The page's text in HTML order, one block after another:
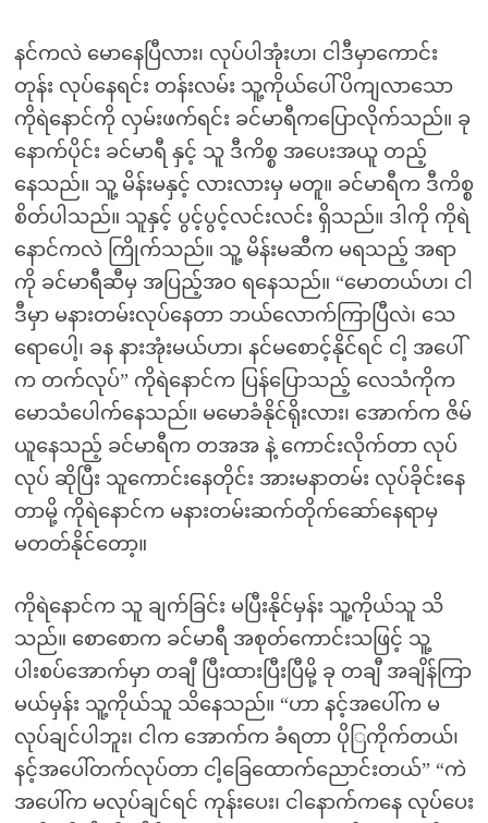
နင်ကလဲ မောနေပြီလား၊ လုပ်ပါအုံးဟ၊ ငါဒီမှာကောင်း
တုန်း လုပ်နေရင်း တန်းလမ်း သူ့ကိုယ်ပေါ်ပိကျလာသော
ကိုရဲနောင်ကို လှမ်းဖက်ရင်း ခင်မာရီကပြောလိုက်သည်။ ခု
နောက်ပိုင်း ခင်မာရီ နှင့် သူ ဒီကိစ္စ အပေးအယူ တည့်
နေသည်။ သူ့ မိန်းမနှင့် လားလားမှ မတူ။ ခင်မာရီက ဒီကိစ္စ
စိတ်ပါသည်။ သူနှင့် ပွင့်ပွင့်လင်းလင်း ရှိသည်။ ဒါကို ကိုရဲ
နောင်ကလဲ ကြိုက်သည်။ သူ့ မိန်းမဆီက မရသည့် အရာ
ကို ခင်မာရီဆီမှ အပြည့်အဝ ရနေသည်။ “မောတယ်ဟ၊ ငါ
ဒီမှာ မနားတမ်းလုပ်နေတာ ဘယ်လောက်ကြာပြီလဲ၊ သေ
ရောပေါ့၊ ခန နားအုံးမယ်ဟာ၊ နင်မစောင့်နိုင်ရင် ငါ့ အပေါ်
က တက်လုပ်” ကိုရဲနောင်က ပြန်ပြောသည့် လေသံကိုက
မောသံပေါက်နေသည်။ မမောခံနိုင်ရိုးလား၊ အောက်က ဇိမ်
ယူနေသည့် ခင်မာရီက တအအ နဲ့ ကောင်းလိုက်တာ လုပ်
လုပ် ဆိုပြီး သူကောင်းနေတိုင်း အားမနာတမ်း လုပ်ခိုင်းနေ
တာမို့ ကိုရဲနောင်က မနားတမ်းဆက်တိုက်ဆော်နေရာမှ
မတတ်နိုင်တော့။
ကိုရဲနောင်က သူ ချက်ခြင်း မပြီးနိုင်မှန်း သူ့ကိုယ်သူ သိ
သည်။ စောစောက ခင်မာရီ အစုတ်ကောင်းသဖြင့် သူ့
ပါးစပ်အောက်မှာ တချီ ပြီးထားပြီးပြီမို့ ခု တချီ အချိန်ကြာ
မယ်မှန်း သူ့ကိုယ်သူ သိနေသည်။ “ဟာ နင့်အပေါ်က မ
လုပ်ချင်ပါဘူး၊ ငါက အောက်က ခံရတာ ပိုြကိုက်တယ်၊
နင့်အပေါ်တက်လုပ်တာ ငါ့ခြေထောက်ညောင်းတယ်” “ကဲ
အပေါ်က မလုပ်ချင်ရင် ကုန်းပေး၊ ငါနောက်ကနေ လုပ်ပေး